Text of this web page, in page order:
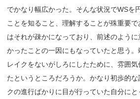
でかなり幅広かった。そんな状況でWSを
ことを知ること、理解することが殊重要
はそれが疎かになっており、前述のよう
かったことの一因にもなっていたと思う
レイクをないがしろにしたために、雰囲
たというところだろうか。かなり初歩的
クの進行ばかりに目が行っていた自分にと